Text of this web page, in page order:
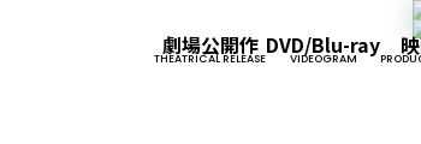
劇場公開作
THEATRICAL RELEASEDVD/Blu-ray
VIDEOGRAM